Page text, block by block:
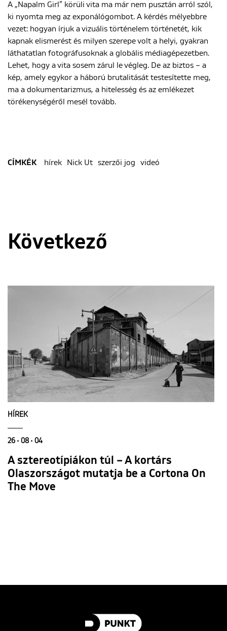
A „Napalm Girl” körüli vita ma már nem pusztán arról szól,
ki nyomta meg az exponálógombot. A kérdés mélyebbre
vezet: hogyan írjuk a vizuális történelem történetét, kik
kapnak elismerést és milyen szerepe volt a helyi, gyakran
láthatatlan fotográfusoknak a globális médiagépezetben.
Lehet, hogy a vita sosem zárul le végleg. De az biztos – a
kép, amely egykor a háború brutalitását testesítette meg,
ma a dokumentarizmus, a hitelesség és az emlékezet
törékenységéről mesél tovább.
CÍMKÉK hírek Nick Ut szerzői jog videó
Következő
HÍREK
26 • 08 • 04
A sztereotípiákon túl – A kortárs
Olaszországot mutatja be a Cortona On
The Move